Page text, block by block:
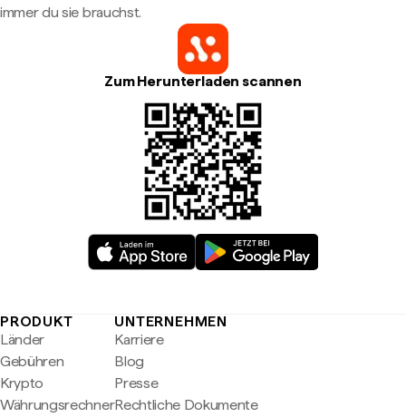
immer du sie brauchst.
Zum Herunterladen scannen
PRODUKT
Länder
Gebühren
Krypto
Währungsrechner
UNTERNEHMEN
Karriere
Blog
Presse
Rechtliche Dokumente